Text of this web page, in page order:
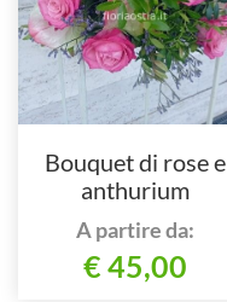
Bouquet di rose e
anthurium
A partire da:
€ 45,00